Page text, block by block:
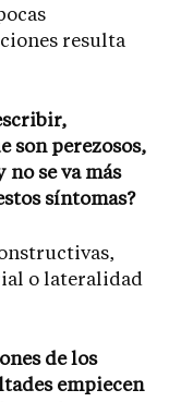
resulta
son perezosos,
no se va más
síntomas?
o lateralidad
de los
empiecen